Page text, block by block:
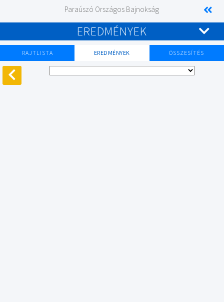
Paraúszó Országos Bajnokság
EREDMÉNYEK
RAJTLISTA EREDMÉNYEK ÖSSZESÍTÉS